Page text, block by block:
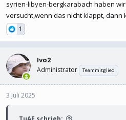
syrien-libyen-bergkarabach haben
versucht,wenn das nicht klappt, dann
1
Ivo2
Administrator Teammitglied
3 Juli 2025